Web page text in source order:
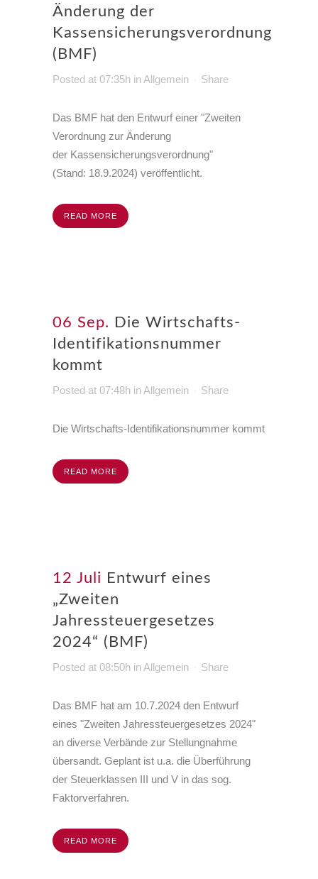
Änderung der
Kassensicherungsverordnung
(BMF)
Posted at 07:35h inAllgemein Share
Das BMF hat den Entwurf einer "Zweiten
Verordnung zur Änderung
der Kassensicherungsverordnung"
(Stand: 18.9.2024) veröffentlicht.
READ MORE
06 Sep. Die Wirtschafts-
Identifikationsnummer
kommt
Posted at 07:48h inAllgemein Share
Die Wirtschafts-Identifikationsnummer kommt
READ MORE
12 Juli Entwurf eines
„Zweiten
Jahressteuergesetzes
2024“ (BMF)
Posted at 08:50h inAllgemein Share
Das BMF hat am 10.7.2024 den Entwurf
eines "Zweiten Jahressteuergesetzes 2024"
an diverse Verbände zur Stellungnahme
übersandt. Geplant ist u.a. die Überführung
der Steuerklassen III und V in das sog.
Faktorverfahren.
READ MORE